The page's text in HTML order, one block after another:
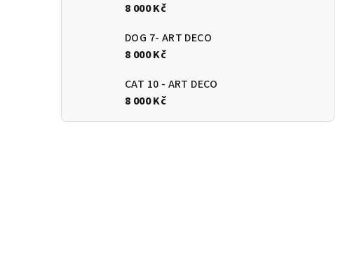
8 000 Kč
DOG 7- ART DECO
8 000 Kč
CAT 10 - ART DECO
8 000 Kč